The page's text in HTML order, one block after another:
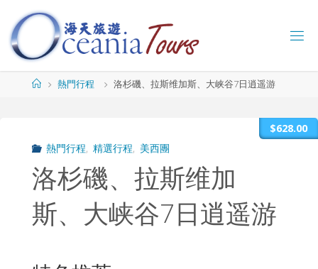
content
旅
AT
O
UR
S
Home熱門行程 洛杉磯、拉斯维加斯、大峡谷7日逍遥游
熱門行程, 精選行程, 美西團
$628.00
洛杉磯、拉斯维加
斯、大峡谷7日逍遥游